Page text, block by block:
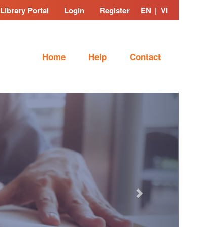
Library Portal Login Register EN | VI
Home Help Contact